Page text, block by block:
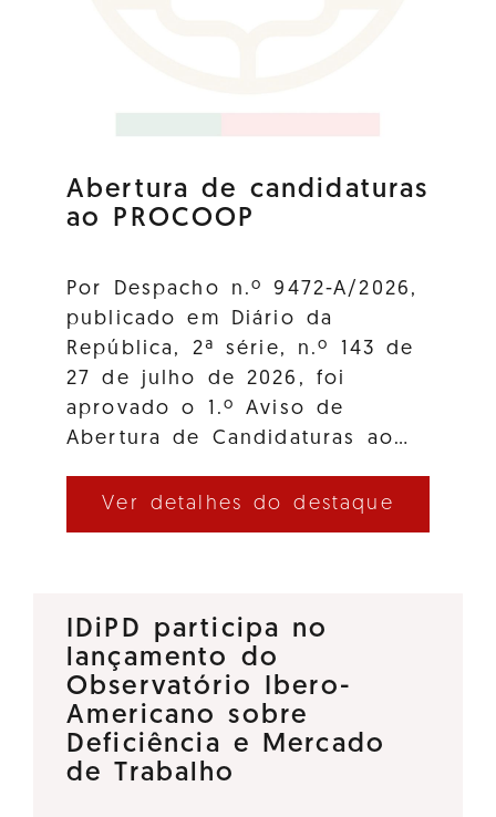
Abertura de candidaturas
ao PROCOOP
Por Despacho n.º 9472-A/2026,
publicado em Diário da
República, 2ª série, n.º 143 de
27 de julho de 2026, foi
aprovado o 1.º Aviso de
Abertura de Candidaturas ao…
Ver detalhes do destaque
IDiPD participa no
lançamento do
Observatório Ibero-
Americano sobre
Deficiência e Mercado
de Trabalho